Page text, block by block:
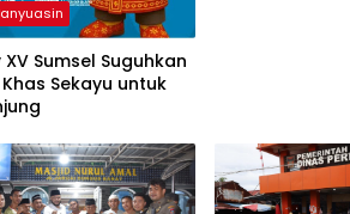
Sumsel Suguhkan
Sekayu untuk